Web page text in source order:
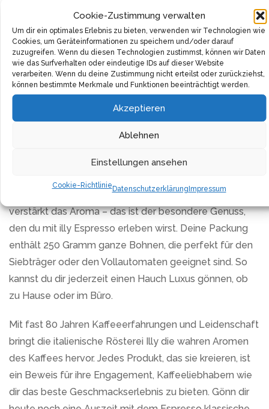
Cookie-Zustimmung verwalten
Um dir ein optimales Erlebnis zu bieten, verwenden wir Technologien wie
Cookies, um Geräteinformationen zu speichern und/oder darauf
zuzugreifen. Wenn du diesen Technologien zustimmst, können wir Daten
wie das Surfverhalten oder eindeutige IDs auf dieser Website
verarbeiten. Wenn du deine Zustimmung nicht erteilst oder zurückziehst,
können bestimmte Merkmale und Funktionen beeinträchtigt werden.
Akzeptieren
Ablehnen
Einstellungen ansehen
Cookie-RichtlinieDatenschutzerklärung Impressum
Aromen von Karamell, Orangeblüte und Jasmin,
abgerundet mit einem süßen Nachgeschmack, machen
ihn zu einem unvergleichlichen Erlebnis. Stell dir für
einen Moment vor, wie du diesen erlesenen Kaffee mit
seinen vielschichtigen Nuancen genießt. Schließe die
Augen und nimm den Duft von Karamell und Blumen
wahr – ein wahrlich sinnlicher Moment, der dich in
Aufbruchstimmung versetzen wird.
Schaue hinunter in deine Tasse und bewundere die
Sie verleiht jedem Schluck eine seidige Textur und
verstärkt das Aroma – das ist der besondere Genuss,
den du mit illy Espresso erleben wirst. Deine Packung
enthält 250 Gramm ganze Bohnen, die perfekt für den
Siebträger oder den Vollautomaten geeignet sind. So
kannst du dir jederzeit einen Hauch Luxus gönnen, ob
zu Hause oder im Büro.
Mit fast 80 Jahren Kaffeeerfahrungen und Leidenschaft
bringt die italienische Rösterei Illy die wahren Aromen
des Kaffees hervor. Jedes Produkt, das sie kreieren, ist
ein Beweis für ihre Engagement, Kaffeeliebhabern wie
dir das beste Geschmackserlebnis zu bieten. Gönn dir